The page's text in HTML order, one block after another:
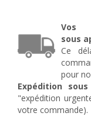
sous
Ce
pour
Expédition
"expédition
votre commande).